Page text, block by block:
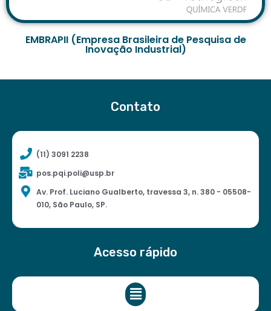
EMBRAPII (Empresa Brasileira de Pesquisa de
Inovação Industrial)
Contato
(11) 3091 2238
pos.pqi.poli@usp.br
Av. Prof. Luciano Gualberto, travessa 3, n. 380 - 05508-
010, São Paulo, SP.
Acesso rápido